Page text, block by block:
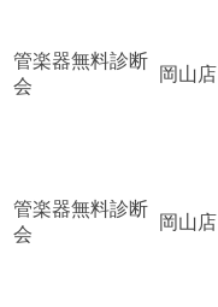
管楽器無料診断
会
岡山店
管楽器無料診断
会
岡山店